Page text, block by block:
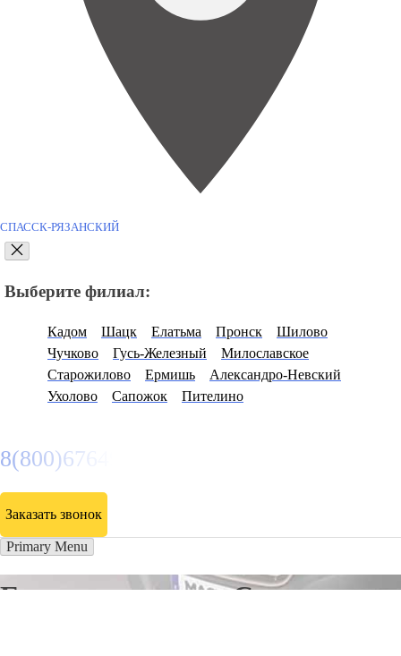
СПАССК-РЯЗАНСКИЙ
Выберите филиал:
Кадом Шацк Елатьма Пронск
Шилово
Чучково
Гусь-Железный
Милославское
Старожилово
Ермишь
Александро-Невский
Ухолово
Сапожок Пителино
8(800)6764935
Заказать звонок
Primary Menu
Грузоперевозки в Спасске-